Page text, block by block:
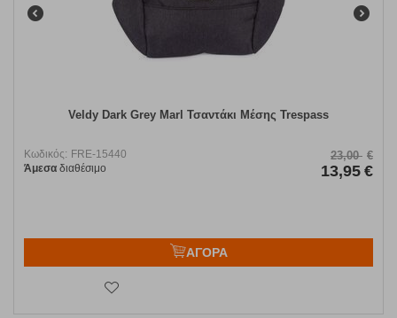
Veldy Dark Grey Marl Τσαντάκι Μέσης Trespass
Κωδικός: FRE-15440
Άμεσα διαθέσιμο
23,00 €
13,95 €
ΑΓΟΡΑ